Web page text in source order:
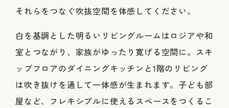
それらをつなぐ吹抜空間を体感してください。
白を基調とした明るいリビングルームはロジアや和
室とつながり、家族がゆったり寛げる空間に。スキ
ップフロアのダイニングキッチンと1階のリビング
は吹き抜けを通して一体感が生まれます。子ども部
屋など、フレキシブルに使えるスペースをつくるこ